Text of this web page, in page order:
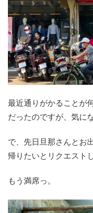
最近通りがかることが
だったのですが、気に
で、先日旦那さんとお
帰りたいとリクエスト
もう満席っ。